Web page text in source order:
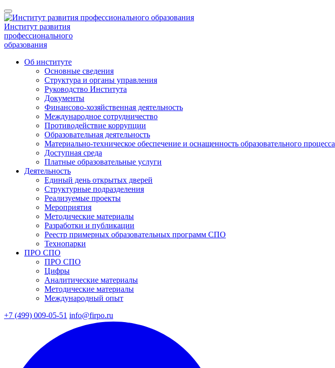
Институт развития
профессионального
образования
Об институте
Основные сведения
Структура и органы управления
Руководство Института
Документы
Финансово-хозяйственная деятельность
Международное сотрудничество
Противодействие коррупции
Образовательная деятельность
Материально-техническое обеспечение и оснащенность образовательного процесса
Доступная среда
Платные образовательные услуги
Деятельность
Единый день открытых дверей
Структурные подразделения
Реализуемые проекты
Мероприятия
Методические материалы
Разработки и публикации
Реестр примерных образовательных программ СПО
Технопарки
ПРО СПО
ПРО СПО
Цифры
Аналитические материалы
Методические материалы
Международный опыт
+7 (499) 009-05-51 info@firpo.ru